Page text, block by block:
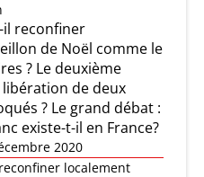
il reconfiner
de Noël comme le
? Le deuxième
de deux
? Le grand débat :
existe-t-il en France?
2020
localement